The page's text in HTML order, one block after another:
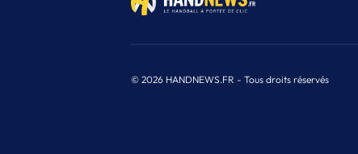
© 2026 HANDNEWS.FR - Tous droits réservés